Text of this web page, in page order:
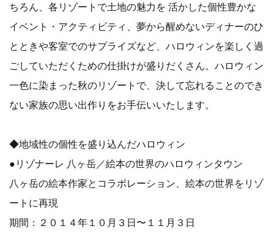
ちろん、各リゾートで土地の魅力を 活かした個性豊かな
イベント・アクティビティ、夢から醒めないディナーのひ
とときや客室でのサプライズなど、ハロウィンを楽しく過
ごしていただくための仕掛けが盛りだくさん。ハロウィン
一色に染まった秋のリゾートで、決して忘れることのでき
ない家族の思い出作りをお手伝いいたします。
◆地域性の個性を盛り込んだハロウィン
●リゾナーレ 八ヶ岳／絵本の世界のハロウィンタウン
八ヶ岳の絵本作家とコラボレーション、絵本の世界をリゾ
ートに再現
期間：２０１４年１０月３日〜１１月３日